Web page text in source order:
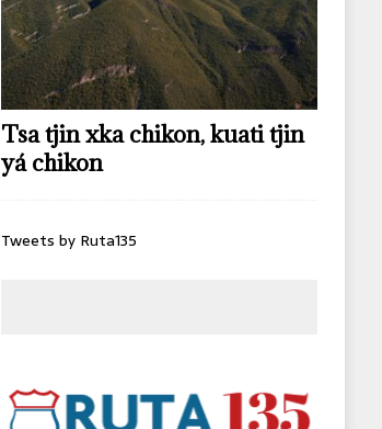
Tsa tjin xka chikon, kuati tjin
yá chikon
Tweets by Ruta135